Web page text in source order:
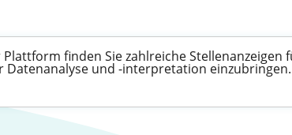
finden Sie zahlreiche Stellenanzeigen
Datenanalyse und -interpretation einzubringen.